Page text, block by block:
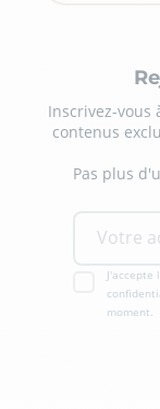
Inscrivez-vous
contenus
Pas plus
moment.